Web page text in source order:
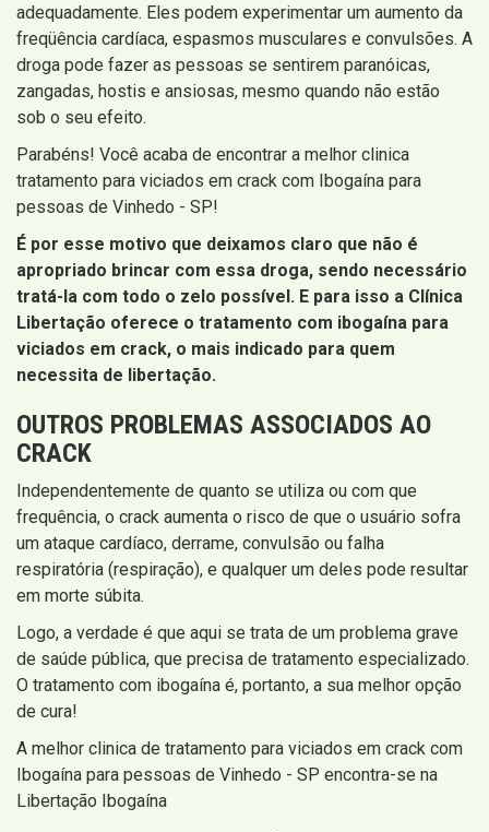
adequadamente. Eles podem experimentar um aumento da
freqüência cardíaca, espasmos musculares e convulsões. A
droga pode fazer as pessoas se sentirem paranóicas,
zangadas, hostis e ansiosas, mesmo quando não estão
sob o seu efeito.
Parabéns! Você acaba de encontrar a melhor clinica
tratamento para viciados em crack com Ibogaína para
pessoas de Vinhedo - SP!
É por esse motivo que deixamos claro que não é
apropriado brincar com essa droga, sendo necessário
tratá-la com todo o zelo possível. E para isso a Clínica
Libertação oferece o tratamento com ibogaína para
viciados em crack, o mais indicado para quem
necessita de libertação.
OUTROS PROBLEMAS ASSOCIADOS AO
CRACK
Independentemente de quanto se utiliza ou com que
frequência, o crack aumenta o risco de que o usuário sofra
um ataque cardíaco, derrame, convulsão ou falha
respiratória (respiração), e qualquer um deles pode resultar
em morte súbita.
Logo, a verdade é que aqui se trata de um problema grave
de saúde pública, que precisa de tratamento especializado.
O tratamento com ibogaína é, portanto, a sua melhor opção
de cura!
A melhor clinica de tratamento para viciados em crack com
Ibogaína para pessoas de Vinhedo - SP encontra-se na
Libertação Ibogaína